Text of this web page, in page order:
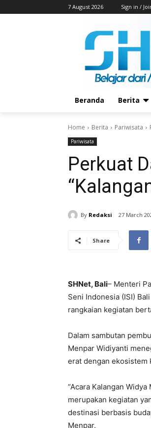
7 August 2026 Sign in /
Beranda Berita
Home Berita Pariwisata
Pariwisata
Perkuat
By Redaksi 27 March
Share
SHNet, Bali– Menteri
Seni Indonesia (ISI)
rangkaian kegiatan
Dalam sambutan
Menpar Widiyanti
erat dengan ekosistem
“Acara Kalangan
merupakan kegiatan
destinasi berbasis
Menpar.